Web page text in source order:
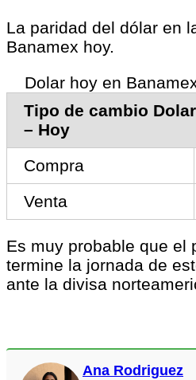
La paridad del dólar en
Banamex hoy.
Dolar hoy en
Tipo de cambio
– Hoy
Compra
Venta
Es muy probable que el
termine la jornada de
ante la divisa
Ana Rodriguez